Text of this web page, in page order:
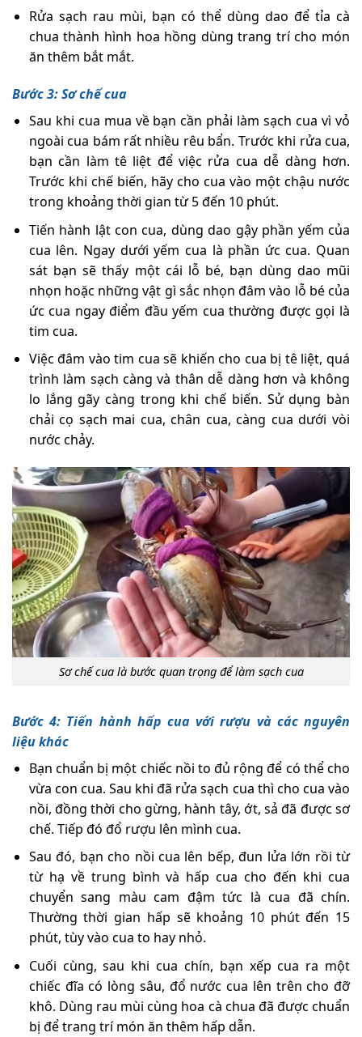
Rửa sạch rau mùi, bạn có thể dùng dao để tỉa cà
chua thành hình hoa hồng dùng trang trí cho món
ăn thêm bắt mắt.
Bước 3: Sơ chế cua
Sau khi cua mua về bạn cần phải làm sạch cua vì vỏ
ngoài cua bám rất nhiều rêu bẩn. Trước khi rửa cua,
bạn cần làm tê liệt để việc rửa cua dễ dàng hơn.
Trước khi chế biến, hãy cho cua vào một chậu nước
trong khoảng thời gian từ 5 đến 10 phút.
Tiến hành lật con cua, dùng dao gậy phần yếm của
cua lên. Ngay dưới yếm cua là phần ức cua. Quan
sát bạn sẽ thấy một cái lỗ bé, bạn dùng dao mũi
nhọn hoặc những vật gì sắc nhọn đâm vào lỗ bé của
ức cua ngay điểm đầu yếm cua thường được gọi là
tim cua.
Việc đâm vào tim cua sẽ khiến cho cua bị tê liệt, quá
trình làm sạch càng và thân dễ dàng hơn và không
lo lắng gãy càng trong khi chế biến. Sử dụng bàn
chải cọ sạch mai cua, chân cua, càng cua dưới vòi
nước chảy.
Sơ chế cua là bước quan trọng để làm sạch cua
Bước 4: Tiến hành hấp cua với rượu và các nguyên
liệu khác
Bạn chuẩn bị một chiếc nồi to đủ rộng để có thể cho
vừa con cua. Sau khi đã rửa sạch cua thì cho cua vào
nồi, đồng thời cho gừng, hành tây, ớt, sả đã được sơ
chế. Tiếp đó đổ rượu lên mình cua.
Sau đó, bạn cho nồi cua lên bếp, đun lửa lớn rồi từ
từ hạ về trung bình và hấp cua cho đến khi cua
chuyển sang màu cam đậm tức là cua đã chín.
Thường thời gian hấp sẽ khoảng 10 phút đến 15
phút, tùy vào cua to hay nhỏ.
Cuối cùng, sau khi cua chín, bạn xếp cua ra một
chiếc đĩa có lòng sâu, đổ nước cua lên trên cho đỡ
khô. Dùng rau mùi cùng hoa cà chua đã được chuẩn
bị để trang trí món ăn thêm hấp dẫn.